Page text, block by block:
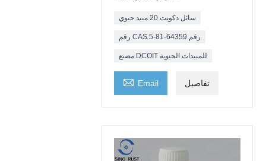
سائل دكويت 20 مبيد حيوي
رقم CAS رقم 64359-81-5
مصنع DCOIT للمبيدات الحيوية
 Email تفاصيل